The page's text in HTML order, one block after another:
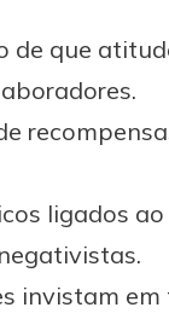
que
ligados
invistam